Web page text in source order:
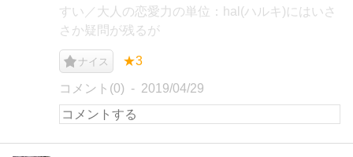
すい／大人の恋愛力の単位：hal(ハルキ)にはいさ
さか疑問が残るが
ナイス ★3
コメント(0) 2019/04/29